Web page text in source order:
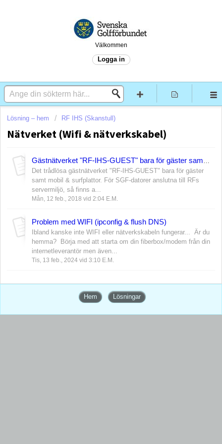
Välkommen
Logga in
Lösning – hem RF IHS (Skanstull)
Nätverket (Wifi & nätverkskabel)
Det trådlösa gästnätverket "RF-IHS-GUEST" bara för gäster
samt mobil & surfplattor. För SGF-datorer anslutna till RFs
servermiljö, så finns a...
Mån, 12 feb., 2018 vid 2:04 E.M.
Problem med WIFI (ipconfig & flush DNS)
Ibland kanske inte WIFI eller nätverkskabeln fungerar... Är du
hemma? Börja med att starta om din fiberbox/modem från din
internetleverantör men även...
Tis, 13 feb., 2024 vid 3:10 E.M.
Hem Lösningar